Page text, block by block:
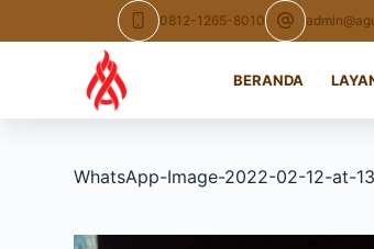
to
0812-1265-8010
BERANDA
WhatsApp-Image-2022-02-12-at-